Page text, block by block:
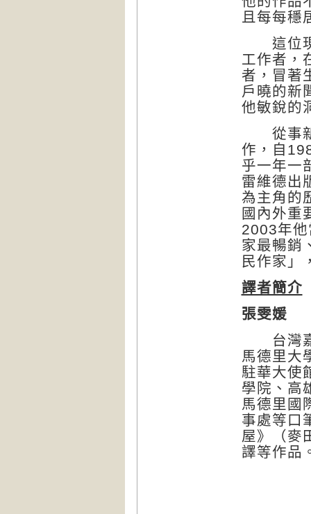
且每每穩
這位現
工作者，
者，冒著
戶曉的新
他敏銳的
從事新
作，自
乎一年一
雷維德出
為主角的
國內外重
2003年
家最暢銷
民作家」
譯者簡介
張雯媛
台灣嘉
馬德里大
駐華大使
學院、高
馬德里國
事處等口
屋》（麥
譯等作品